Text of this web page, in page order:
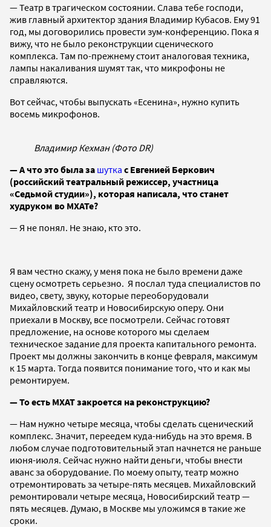
— Театр в трагическом состоянии. Слава тебе господи,
жив главный архитектор здания Владимир Кубасов. Ему 91
год, мы договорились провести зум-конференцию. Пока я
вижу, что не было реконструкции сценического
комплекса. Там по-прежнему стоит аналоговая техника,
лампы накаливания шумят так, что микрофоны не
справляются.
Вот сейчас, чтобы выпускать «Есенина», нужно купить
восемь микрофонов.
Владимир Кехман (Фото DR)
— А что это была за шутка с Евгенией Беркович
(российский театральный режиссер, участница
«Седьмой студии»), которая написала, что станет
худруком во МХАТе?
— Я не понял. Не знаю, кто это.
Я вам честно скажу, у меня пока не было времени даже
сцену осмотреть серьезно. Я послал туда специалистов по
видео, свету, звуку, которые переоборудовали
Михайловский театр и Новосибирскую оперу. Они
приехали в Москву, все посмотрели. Сейчас готовят
предложение, на основе которого мы сделаем
техническое задание для проекта капитального ремонта.
Проект мы должны закончить в конце февраля, максимум
к 15 марта. Тогда появится понимание того, что и как мы
ремонтируем.
— То есть МХАТ закроется на реконструкцию?
— Нам нужно четыре месяца, чтобы сделать сценический
комплекс. Значит, переедем куда-нибудь на это время. В
любом случае подготовительный этап начнется не раньше
июня-июля. Сейчас нужно найти деньги, чтобы внести
аванс за оборудование. По моему опыту, театр можно
отремонтировать за четыре-пять месяцев. Михайловский
ремонтировали четыре месяца, Новосибирский театр —
пять месяцев. Думаю, в Москве мы уложимся в такие же
сроки.